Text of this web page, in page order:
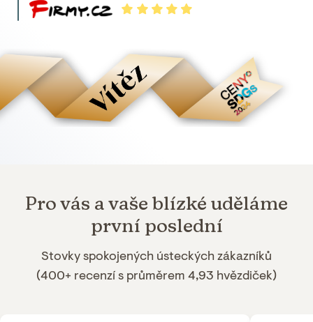
Pro vás avaše blízké uděláme
první poslední
Stovky spokojených ústeckých zákazníků
(400+ recenzí s průměrem 4,93 hvězdiček)